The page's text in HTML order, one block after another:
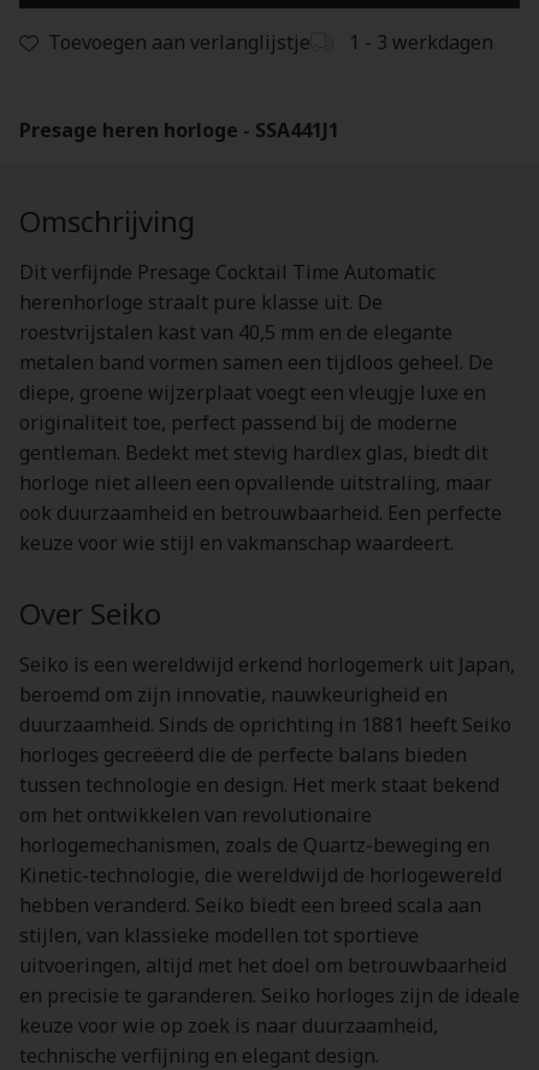
Toevoegen aan verlanglijstje 1 - 3 werkdagen
Presage heren horloge - SSA441J1
Omschrijving
Dit verfijnde Presage Cocktail Time Automatic
herenhorloge straalt pure klasse uit. De
roestvrijstalen kast van 40,5 mm en de elegante
metalen band vormen samen een tijdloos geheel. De
diepe, groene wijzerplaat voegt een vleugje luxe en
originaliteit toe, perfect passend bij de moderne
gentleman. Bedekt met stevig hardlex glas, biedt dit
horloge niet alleen een opvallende uitstraling, maar
ook duurzaamheid en betrouwbaarheid. Een perfecte
keuze voor wie stijl en vakmanschap waardeert.
Over Seiko
Seiko is een wereldwijd erkend horlogemerk uit Japan,
beroemd om zijn innovatie, nauwkeurigheid en
duurzaamheid. Sinds de oprichting in 1881 heeft Seiko
horloges gecreëerd die de perfecte balans bieden
tussen technologie en design. Het merk staat bekend
om het ontwikkelen van revolutionaire
horlogemechanismen, zoals de Quartz-beweging en
Kinetic-technologie, die wereldwijd de horlogewereld
hebben veranderd. Seiko biedt een breed scala aan
stijlen, van klassieke modellen tot sportieve
uitvoeringen, altijd met het doel om betrouwbaarheid
en precisie te garanderen. Seiko horloges zijn de ideale
keuze voor wie op zoek is naar duurzaamheid,
technische verfijning en elegant design.